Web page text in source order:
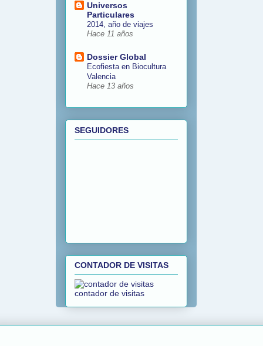
Universos
Particulares
2014, año de viajes
Hace 11 años
Dossier Global
Ecofiesta en Biocultura
Valencia
Hace 13 años
SEGUIDORES
CONTADOR DE VISITAS
contador de visitas